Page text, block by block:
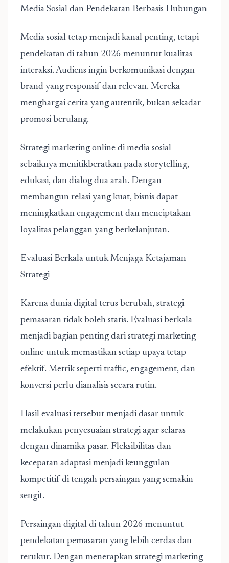
Media Sosial dan Pendekatan Berbasis Hubungan
Media sosial tetap menjadi kanal penting, tetapi
pendekatan di tahun 2026 menuntut kualitas
interaksi. Audiens ingin berkomunikasi dengan
brand yang responsif dan relevan. Mereka
menghargai cerita yang autentik, bukan sekadar
promosi berulang.
Strategi marketing online di media sosial
sebaiknya menitikberatkan pada storytelling,
edukasi, dan dialog dua arah. Dengan
membangun relasi yang kuat, bisnis dapat
meningkatkan engagement dan menciptakan
loyalitas pelanggan yang berkelanjutan.
Evaluasi Berkala untuk Menjaga Ketajaman
Strategi
Karena dunia digital terus berubah, strategi
pemasaran tidak boleh statis. Evaluasi berkala
menjadi bagian penting dari strategi marketing
online untuk memastikan setiap upaya tetap
efektif. Metrik seperti traffic, engagement, dan
konversi perlu dianalisis secara rutin.
Hasil evaluasi tersebut menjadi dasar untuk
melakukan penyesuaian strategi agar selaras
dengan dinamika pasar. Fleksibilitas dan
kecepatan adaptasi menjadi keunggulan
kompetitif di tengah persaingan yang semakin
sengit.
Persaingan digital di tahun 2026 menuntut
pendekatan pemasaran yang lebih cerdas dan
terukur. Dengan menerapkan strategi marketing